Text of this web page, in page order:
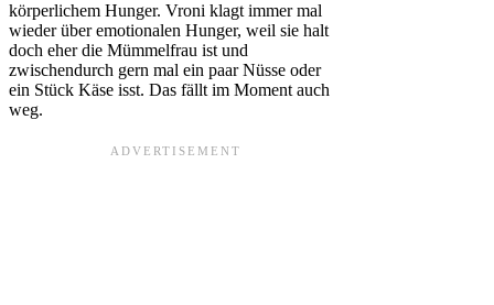
körperlichem Hunger. Vroni klagt immer mal
wieder über emotionalen Hunger, weil sie halt
doch eher die Mümmelfrau ist und
zwischendurch gern mal ein paar Nüsse oder
ein Stück Käse isst. Das fällt im Moment auch
weg.